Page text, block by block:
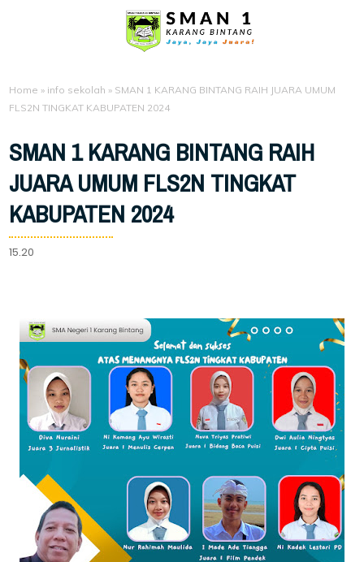
Home » info sekolah » SMAN 1 KARANG BINTANG RAIH JUARA UMUM
FLS2N TINGKAT KABUPATEN 2024
SMAN 1 KARANG BINTANG RAIH
JUARA UMUM FLS2N TINGKAT
KABUPATEN 2024
15.20